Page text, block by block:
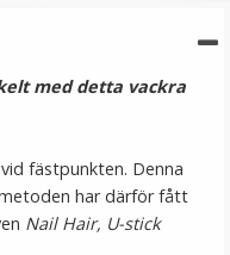
med detta vackra
fästpunkten. Denna
har därför fått
Nail Hair, U-stick